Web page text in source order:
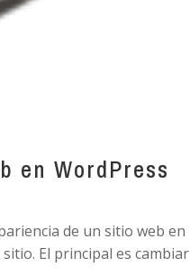
en WordPress
de un sitio web en
El principal es cambiar